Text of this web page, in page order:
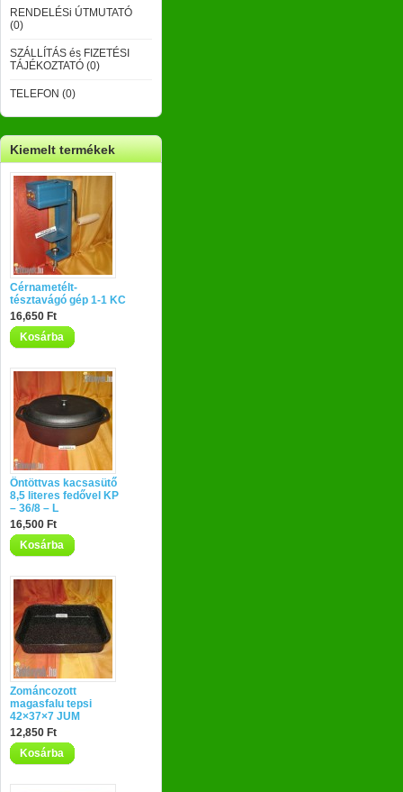
RENDELÉSi ÚTMUTATÓ
(0)
SZÁLLÍTÁS és FIZETÉSI
TÁJÉKOZTATÓ (0)
TELEFON (0)
Kiemelt termékek
Cérnametélt-
tésztavágó gép 1-1 KC
16,650 Ft
Kosárba
Öntöttvas kacsasütő
8,5 literes fedővel KP
– 36/8 – L
16,500 Ft
Kosárba
Zománcozott
magasfalu tepsi
42×37×7 JUM
12,850 Ft
Kosárba